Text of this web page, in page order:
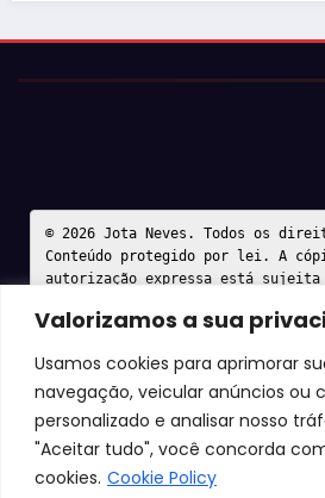
Valorizamos a sua
Usamos cookies para aprimorar
navegação, veicular anúncios ou
personalizado e analisar nosso
"Aceitar tudo", você concorda
cookies. Cookie Policy
© 2026 Jota Neves. Todos os
Conteúdo protegido por lei. A
autorização expressa está sujeita
legais.